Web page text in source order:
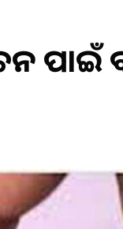
ପାଇଁ